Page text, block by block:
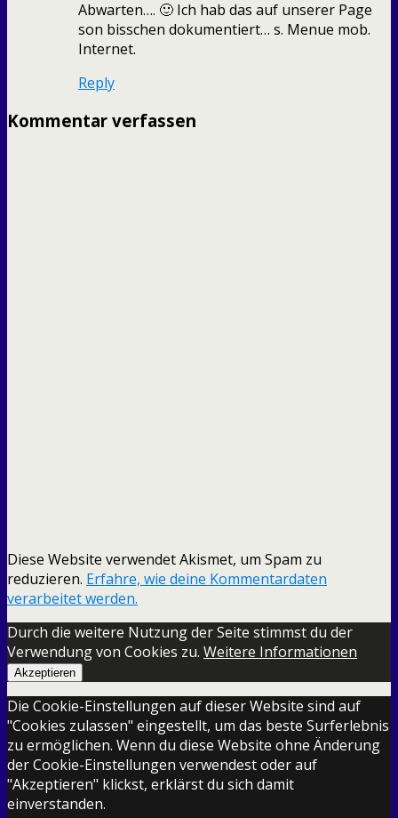
Abwarten…. 🙂 Ich hab das auf unserer Page
son bisschen dokumentiert… s. Menue mob.
Internet.
Reply
Kommentar verfassen
Diese Website verwendet Akismet, um Spam zu
reduzieren. Erfahre, wie deine Kommentardaten
verarbeitet werden.
Durch die weitere Nutzung der Seite stimmst du der
Verwendung von Cookies zu. Weitere Informationen
Akzeptieren
Die Cookie-Einstellungen auf dieser Website sind auf
"Cookies zulassen" eingestellt, um das beste Surferlebnis
zu ermöglichen. Wenn du diese Website ohne Änderung
der Cookie-Einstellungen verwendest oder auf
"Akzeptieren" klickst, erklärst du sich damit
einverstanden.